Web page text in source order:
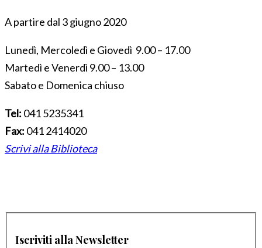
A partire dal 3 giugno 2020
Lunedì, Mercoledì e Giovedì 9.00 – 17.00
Martedì e Venerdì 9.00 – 13.00
Sabato e Domenica chiuso
Tel: 041 5235341
Fax: 041 2414020
Scrivi alla Biblioteca
Iscriviti alla Newsletter